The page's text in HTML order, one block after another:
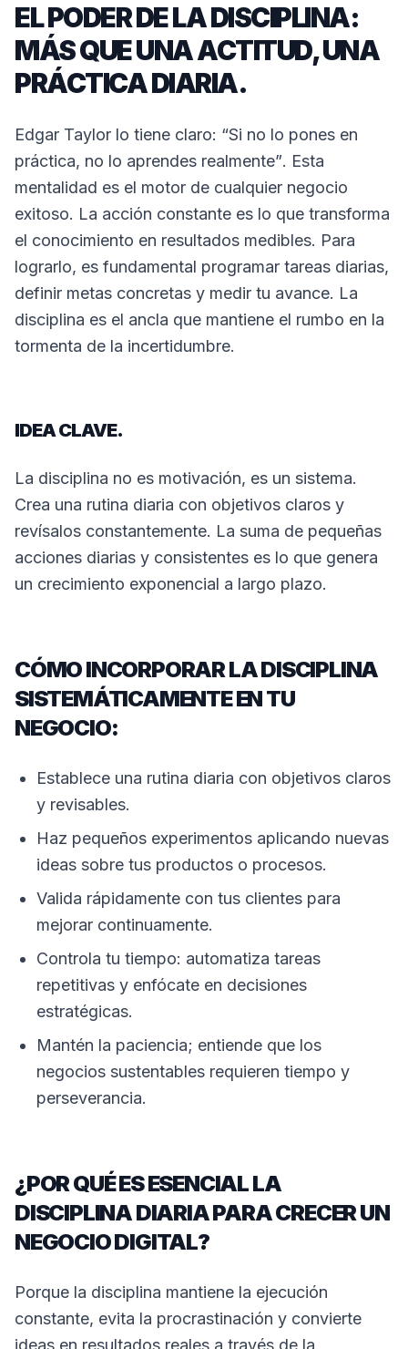
EL PODER DE LA DISCIPLINA:
MÁS QUE UNA ACTITUD, UNA
PRÁCTICA DIARIA.
Edgar Taylor lo tiene claro: “Si no lo pones en
práctica, no lo aprendes realmente”. Esta
mentalidad es el motor de cualquier negocio
exitoso. La acción constante es lo que transforma
el conocimiento en resultados medibles. Para
lograrlo, es fundamental programar tareas diarias,
definir metas concretas y medir tu avance. La
disciplina es el ancla que mantiene el rumbo en la
tormenta de la incertidumbre.
IDEA CLAVE.
La disciplina no es motivación, es un sistema.
Crea una rutina diaria con objetivos claros y
revísalos constantemente. La suma de pequeñas
acciones diarias y consistentes es lo que genera
un crecimiento exponencial a largo plazo.
CÓMO INCORPORAR LA DISCIPLINA
SISTEMÁTICAMENTE EN TU
NEGOCIO:
Establece una rutina diaria con objetivos claros
y revisables.
Haz pequeños experimentos aplicando nuevas
ideas sobre tus productos o procesos.
Valida rápidamente con tus clientes para
mejorar continuamente.
Controla tu tiempo: automatiza tareas
repetitivas y enfócate en decisiones
estratégicas.
Mantén la paciencia; entiende que los
negocios sustentables requieren tiempo y
perseverancia.
¿POR QUÉ ES ESENCIAL LA
DISCIPLINA DIARIA PARA CRECER UN
NEGOCIO DIGITAL?
Porque la disciplina mantiene la ejecución
constante, evita la procrastinación y convierte